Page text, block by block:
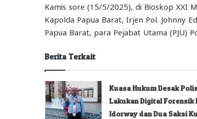
Kamis sore (15/5/2025), di Bioskop XXI
Kapolda Papua Barat, Irjen Pol. Johnny
Papua Barat, para Pejabat Utama (PJU)
Berita Terkait
Kuasa Hukum Desak
Lakukan Digital Forensik
Idorway dan Dua Saksi